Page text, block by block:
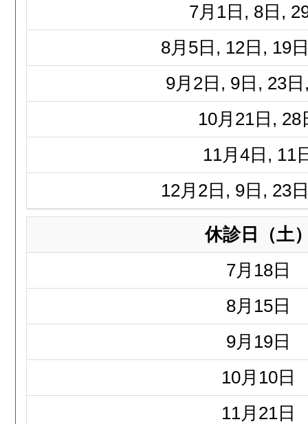
7月 1日, 8日,
8月 5日, 12日, 19
9月 2日, 9日, 23
10月 21日, 28
11月 4日, 11
12月 2日, 9日, 23
休診日（土
7月 18日
8月 15日
9月 19日
10月 10日
11月 21日